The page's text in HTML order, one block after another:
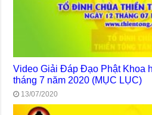
Video Giải Đáp Đạo Phật Khoa
tháng 7 năm 2020 (MỤC LỤC)
13/07/2020